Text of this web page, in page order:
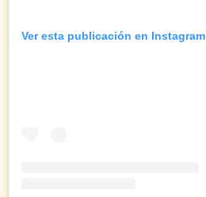
Ver esta publicación en Instagram